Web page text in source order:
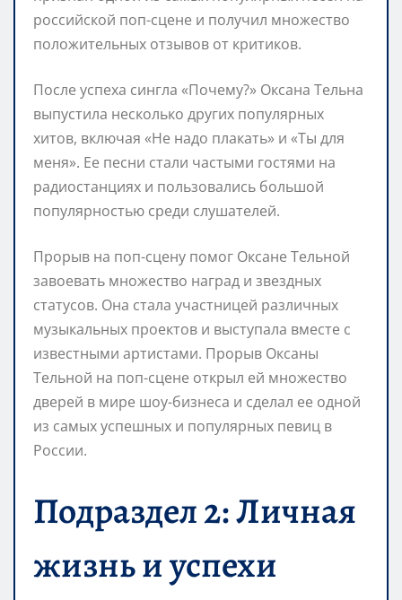
российской поп-сцене и получил множество
положительных отзывов от критиков.
После успеха сингла «Почему?» Оксана Тельна
выпустила несколько других популярных
хитов, включая «Не надо плакать» и «Ты для
меня». Ее песни стали частыми гостями на
радиостанциях и пользовались большой
популярностью среди слушателей.
Прорыв на поп-сцену помог Оксане Тельной
завоевать множество наград и звездных
статусов. Она стала участницей различных
музыкальных проектов и выступала вместе с
известными артистами. Прорыв Оксаны
Тельной на поп-сцене открыл ей множество
дверей в мире шоу-бизнеса и сделал ее одной
из самых успешных и популярных певиц в
России.
Подраздел 2: Личная
жизнь и успехи